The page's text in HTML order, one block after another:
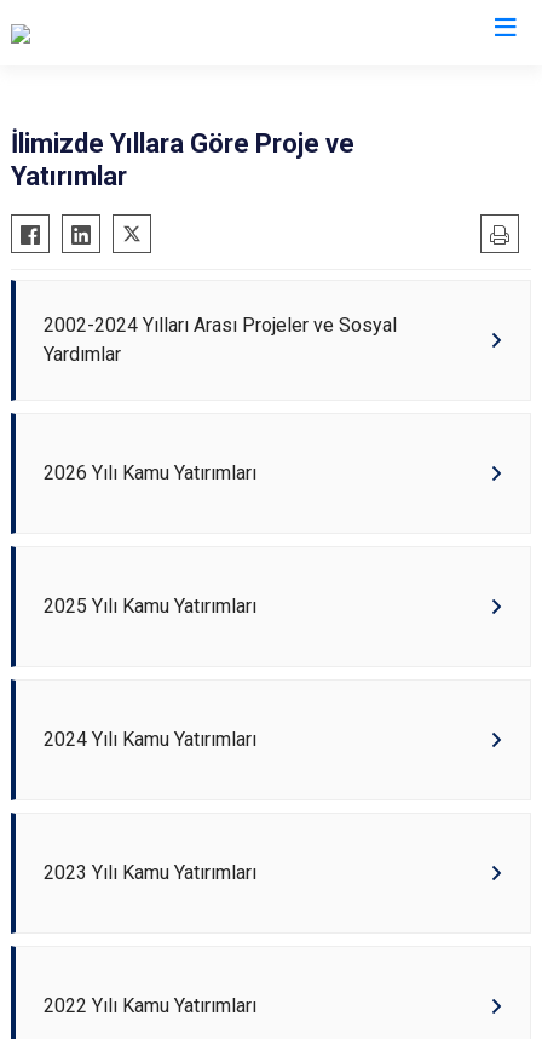
İlimizde Yıllara Göre Proje ve
Yatırımlar
2002-2024 Yılları Arası Projeler ve Sosyal
Yardımlar
2026 Yılı Kamu Yatırımları
2025 Yılı Kamu Yatırımları
2024 Yılı Kamu Yatırımları
2023 Yılı Kamu Yatırımları
2022 Yılı Kamu Yatırımları